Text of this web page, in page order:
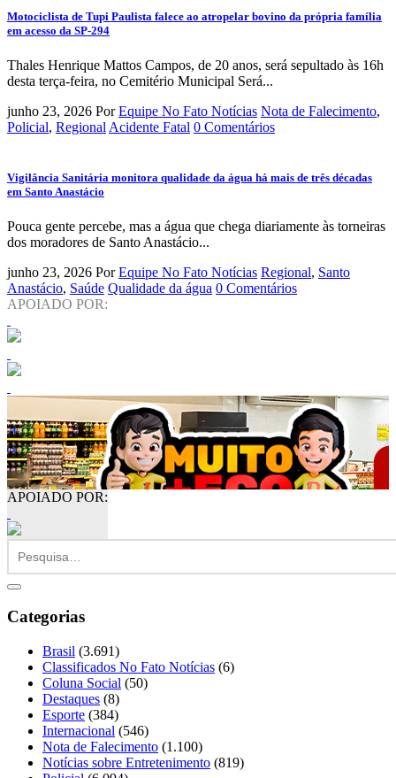
Motociclista de Tupi Paulista falece ao atropelar bovino da própria família
em acesso da SP-294
Thales Henrique Mattos Campos, de 20 anos, será sepultado às 16h
desta terça-feira, no Cemitério Municipal Será...
junho 23, 2026 Por Equipe No Fato Notícias Nota de Falecimento,
Policial, Regional Acidente Fatal 0 Comentários
Vigilância Sanitária monitora qualidade da água há mais de três décadas
em Santo Anastácio
Pouca gente percebe, mas a água que chega diariamente às torneiras
dos moradores de Santo Anastácio...
junho 23, 2026 Por Equipe No Fato Notícias Regional, Santo
Anastácio, Saúde Qualidade da água 0 Comentários
APOIADO POR:
APOIADO POR:
Categorias
Brasil (3.691)
Classificados No Fato Notícias (6)
Coluna Social (50)
Destaques (8)
Esporte (384)
Internacional (546)
Nota de Falecimento (1.100)
Notícias sobre Entretenimento (819)